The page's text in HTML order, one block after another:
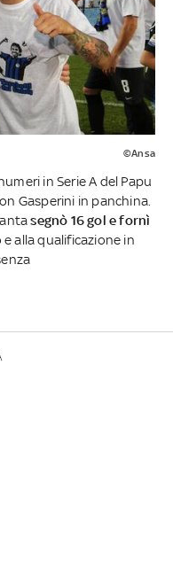
©Ansa
in Serie A del Papu
Gasperini in panchina.
segnò 16 gol e fornì
alla qualificazione in